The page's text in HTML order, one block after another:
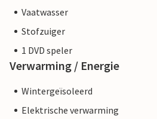
Vaatwasser
Stofzuiger
1 DVD speler
Verwarming / Energie
Wintergeïsoleerd
Elektrische verwarming